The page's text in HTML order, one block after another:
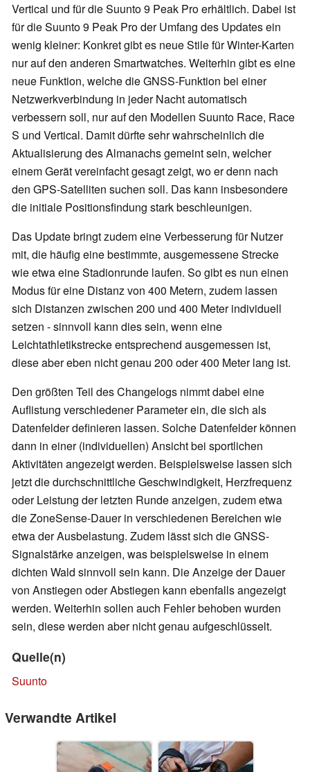
Vertical und für die Suunto 9 Peak Pro erhältlich. Dabei ist
für die Suunto 9 Peak Pro der Umfang des Updates ein
wenig kleiner: Konkret gibt es neue Stile für Winter-Karten
nur auf den anderen Smartwatches. Weiterhin gibt es eine
neue Funktion, welche die GNSS-Funktion bei einer
Netzwerkverbindung in jeder Nacht automatisch
verbessern soll, nur auf den Modellen Suunto Race, Race
S und Vertical. Damit dürfte sehr wahrscheinlich die
Aktualisierung des Almanachs gemeint sein, welcher
einem Gerät vereinfacht gesagt zeigt, wo er denn nach
den GPS-Satelliten suchen soll. Das kann insbesondere
die initiale Positionsfindung stark beschleunigen.
Das Update bringt zudem eine Verbesserung für Nutzer
mit, die häufig eine bestimmte, ausgemessene Strecke
wie etwa eine Stadionrunde laufen. So gibt es nun einen
Modus für eine Distanz von 400 Metern, zudem lassen
sich Distanzen zwischen 200 und 400 Meter individuell
setzen - sinnvoll kann dies sein, wenn eine
Leichtathletikstrecke entsprechend ausgemessen ist,
diese aber eben nicht genau 200 oder 400 Meter lang ist.
Den größten Teil des Changelogs nimmt dabei eine
Auflistung verschiedener Parameter ein, die sich als
Datenfelder definieren lassen. Solche Datenfelder können
dann in einer (individuellen) Ansicht bei sportlichen
Aktivitäten angezeigt werden. Beispielsweise lassen sich
jetzt die durchschnittliche Geschwindigkeit, Herzfrequenz
oder Leistung der letzten Runde anzeigen, zudem etwa
die ZoneSense-Dauer in verschiedenen Bereichen wie
etwa der Ausbelastung. Zudem lässt sich die GNSS-
Signalstärke anzeigen, was beispielsweise in einem
dichten Wald sinnvoll sein kann. Die Anzeige der Dauer
von Anstiegen oder Abstiegen kann ebenfalls angezeigt
werden. Weiterhin sollen auch Fehler behoben wurden
sein, diese werden aber nicht genau aufgeschlüsselt.
Quelle(n)
Suunto
Verwandte Artikel